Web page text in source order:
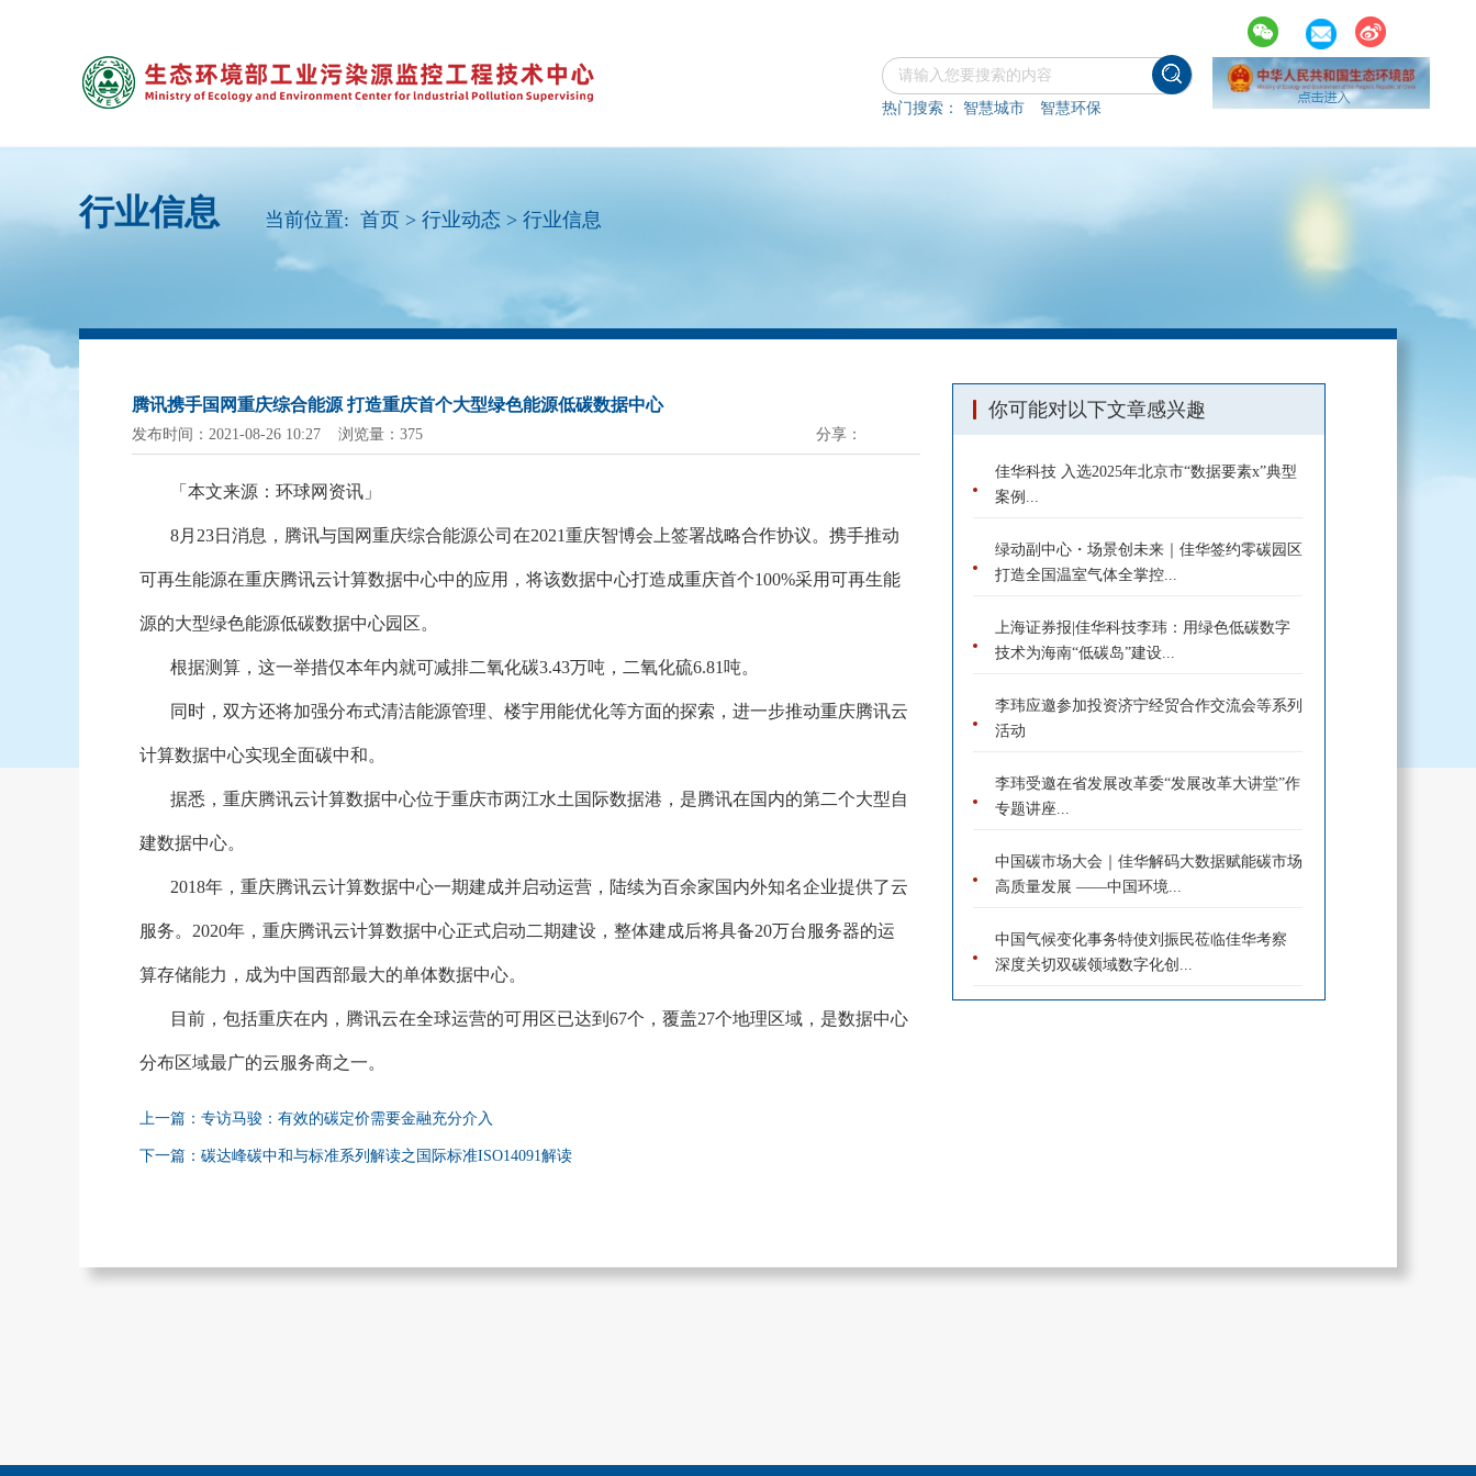
热门搜索： 智慧城市 智慧环保
行业信息 当前位置: 首页 > 行业动态 > 行业信息
腾讯携手国网重庆综合能源 打造重庆首个大型绿色能源低碳数据中心
发布时间：2021-08-26 10:27 浏览量：375 分享：
「本文来源：环球网资讯」
8月23日消息，腾讯与国网重庆综合能源公司在2021重庆智博会上签署战略合作协议。携手推动
可再生能源在重庆腾讯云计算数据中心中的应用，将该数据中心打造成重庆首个100%采用可再生能
源的大型绿色能源低碳数据中心园区。
根据测算，这一举措仅本年内就可减排二氧化碳3.43万吨，二氧化硫6.81吨。
同时，双方还将加强分布式清洁能源管理、楼宇用能优化等方面的探索，进一步推动重庆腾讯云
计算数据中心实现全面碳中和。
据悉，重庆腾讯云计算数据中心位于重庆市两江水土国际数据港，是腾讯在国内的第二个大型自
建数据中心。
2018年，重庆腾讯云计算数据中心一期建成并启动运营，陆续为百余家国内外知名企业提供了云
服务。2020年，重庆腾讯云计算数据中心正式启动二期建设，整体建成后将具备20万台服务器的运
算存储能力，成为中国西部最大的单体数据中心。
目前，包括重庆在内，腾讯云在全球运营的可用区已达到 67个，覆盖27个地理区域，是数据中心
分布区域最广的云服务商之一。
上一篇：专访马骏：有效的碳定价需要金融充分介入
下一篇：碳达峰碳中和与标准系列解读之国际标准ISO14091解读
你可能对以下文章感兴趣
佳华科技 入选2025年北京市“数据要素x”典型
案例...
绿动副中心・场景创未来｜佳华签约零碳园区
打造全国温室气体全掌控...
上海证券报|佳华科技李玮：用绿色低碳数字
技术为海南“低碳岛”建设...
李玮应邀参加投资济宁经贸合作交流会等系列
活动
李玮受邀在省发展改革委“发展改革大讲堂”作
专题讲座...
中国碳市场大会｜佳华解码大数据赋能碳市场
高质量发展 ——中国环境...
中国气候变化事务特使刘振民莅临佳华考察
深度关切双碳领域数字化创...